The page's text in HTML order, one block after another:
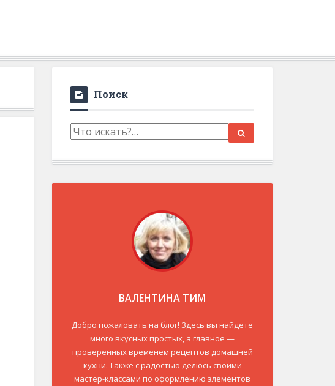
Поиск
ВАЛЕНТИНА ТИМ
Добро пожаловать на блог! Здесь вы найдете
много вкусных простых, а главное —
проверенных временем рецептов домашней
кухни. Также с радостью делюсь своими
мастер-классами по оформлению элементов